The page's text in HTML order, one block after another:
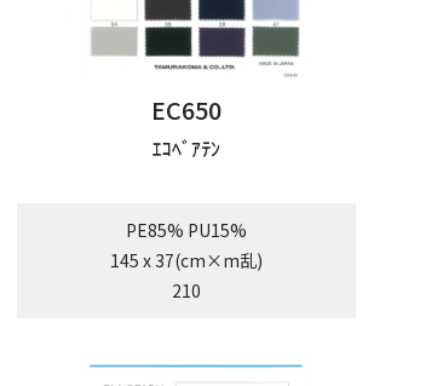
EC650
ｴｺﾍﾞｱﾃﾝ
PE85% PU15%
145 x 37(cm×m乱)
210